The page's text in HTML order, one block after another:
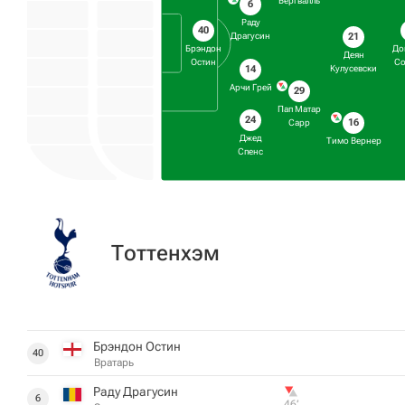
40
Брэндон
Остин
6
Раду
Драгусин
14
Арчи Грей
24
Джед
Спенс
29
Пап Матар
Сарр
21
Деян
Кулусевски
16
Тимо Вернер
Тоттенхэм
40 Брэндон Остин
Вратарь
6 Раду Драгусин